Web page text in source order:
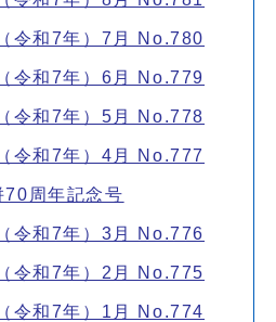
令和7年）7月 No.780
令和7年）6月 No.779
令和7年）5月 No.778
令和7年）4月 No.777
70周年記念号
令和7年）3月 No.776
令和7年）2月 No.775
令和7年）1月 No.774